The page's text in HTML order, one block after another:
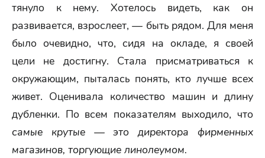
тянуло к нему. Хотелось видеть, как он
развивается, взрослеет, — быть рядом. Для меня
было очевидно, что, сидя на окладе, я своей
цели не достигну. Стала присматриваться к
окружающим, пыталась понять, кто лучше всех
живет. Оценивала количество машин и длину
дубленки. По всем показателям выходило, что
самые крутые — это директора фирменных
магазинов, торгующие линолеумом.